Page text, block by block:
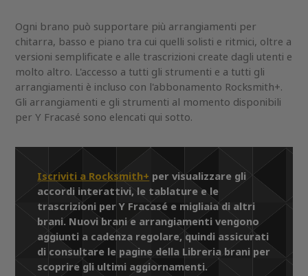
Ogni brano può supportare più arrangiamenti per
chitarra, basso e piano tra cui quelli solisti e ritmici, oltre a
versioni semplificate e alle trascrizioni create dagli utenti e
molto altro. L'accesso a tutti gli strumenti e a tutti gli
arrangiamenti è incluso con l'abbonamento Rocksmith+.
Gli arrangiamenti e gli strumenti al momento disponibili
per Y Fracasé sono elencati qui sotto.
Iscriviti a Rocksmith+ per visualizzare gli
accordi interattivi, le tablature e le
trascrizioni per Y Fracasé e migliaia di altri
brani. Nuovi brani e arrangiamenti vengono
aggiunti a cadenza regolare, quindi assicurati
di consultare le pagine della Libreria brani per
scoprire gli ultimi aggiornamenti.